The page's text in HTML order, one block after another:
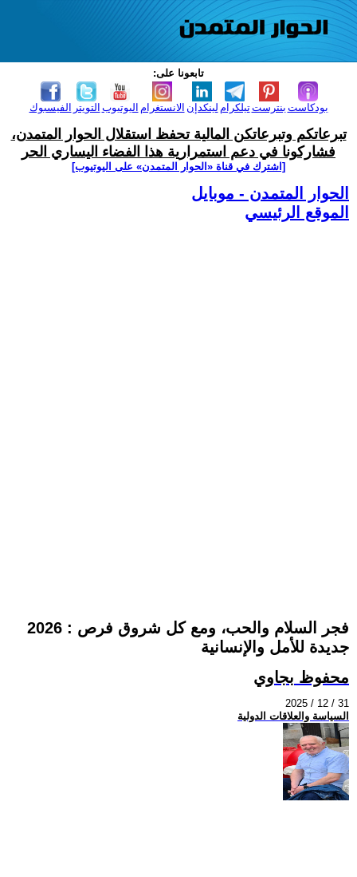
تابعونا على:
الفيسبوك التويتر اليوتيوب الانستغرام لينكدإن تيلكرامبنترست بودكاست
تبرعاتكم وتبرعاتكن المالية تحفظ استقلال الحوار المتمدن،
فشاركونا في دعم استمرارية هذا الفضاء اليساري الحر
[اشترك في قناة ‫«الحوار المتمدن» على اليوتيوب]
الحوار المتمدن - موبايل
الموقع الرئيسي
2026 : فجر السلام والحب، ومع كل شروق فرص
جديدة للأمل والإنسانية
محفوظ بجاوي
2025 / 12 / 31
السياسة والعلاقات الدولية